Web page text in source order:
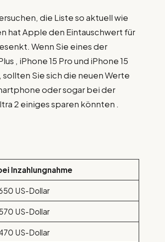
die Liste so aktuell wie
hat Apple den Eintauschwert für
Wenn Sie eines der
, iPhone 15 Pro und iPhone 15
Sie sich die neuen Werte
oder sogar bei der
2 einiges sparen könnten .
Inzahlungnahme
US-Dollar
US-Dollar
US-Dollar